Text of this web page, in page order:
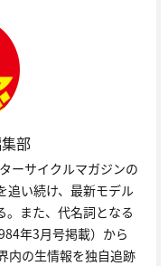
部
ーサイクルマガジンの
追い続け、最新モデル
。また、代名詞となる
年3月号掲載）から
内の生情報を独自追跡